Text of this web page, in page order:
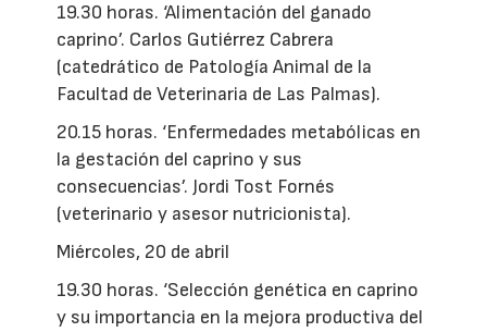
19.30 horas. ‘Alimentación del ganado
caprino’. Carlos Gutiérrez Cabrera
(catedrático de Patología Animal de la
Facultad de Veterinaria de Las Palmas).
20.15 horas. ‘Enfermedades metabólicas en
la gestación del caprino y sus
consecuencias’. Jordi Tost Fornés
(veterinario y asesor nutricionista).
Miércoles, 20 de abril
19.30 horas. ‘Selección genética en caprino
y su importancia en la mejora productiva del